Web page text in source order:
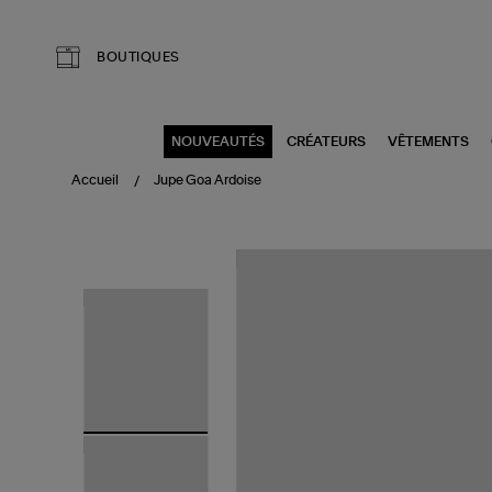
BOUTIQUES
NOUVEAUTÉS CRÉATEURS VÊTEMENTS
Accueil Jupe Goa Ardoise